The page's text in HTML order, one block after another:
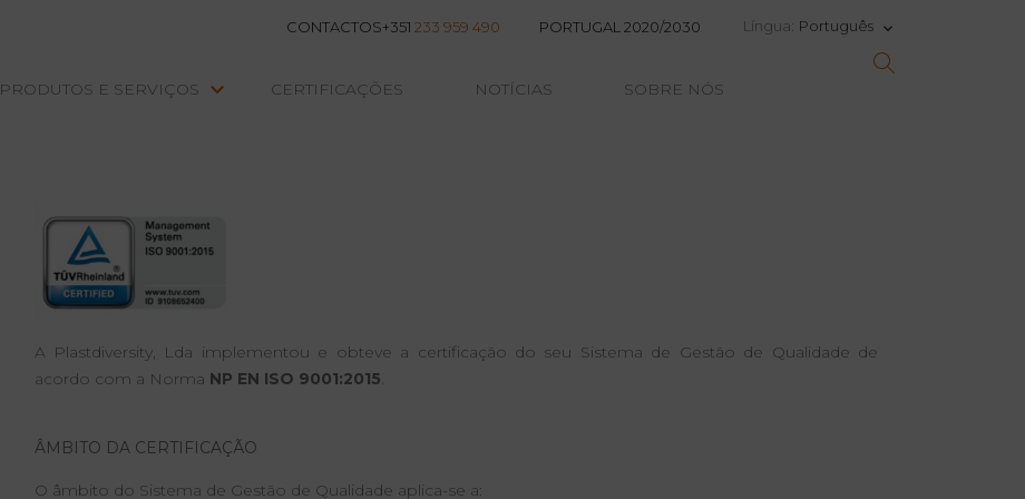
CONTACTOS+351 233 959 490 PORTUGAL 2020/2030 Língua: Português keyboard_arrow_down
PRODUTOS E SERVIÇOS keyboard_arrow_down CERTIFICAÇÕES NOTÍCIAS SOBRE NÓS
A Plastdiversity, Lda implementou e obteve a certificação do seu Sistema de Gestão de Qualidade de
acordo com a Norma NP EN ISO 9001:2015.
ÂMBITO DA CERTIFICAÇÃO
O âmbito do Sistema de Gestão de Qualidade aplica-se a: